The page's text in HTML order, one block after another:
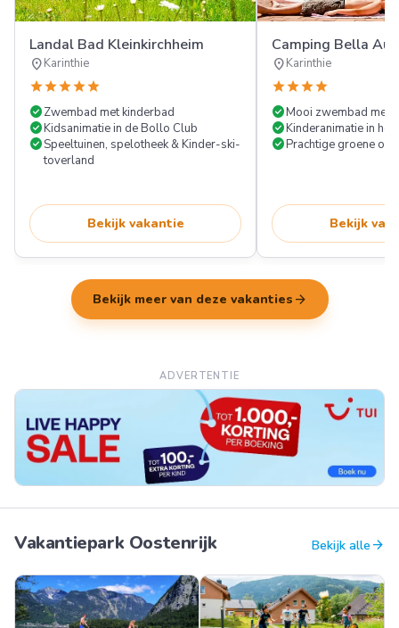
Landal Bad Kleinkirchheim
location_onKarinthie
starstarstarstarstar
check_circleZwembad met kinderbad
check_circleKidsanimatie in de Bollo Club
check_circleSpeeltuinen, spelotheek & Kinder-ski-
toverland
Bekijk vakantie
Camping Bella
location_onKarinthie
starstarstarstar
check_circleMooi zwembad met
check_circleKinderanimatie in
check_circlePrachtige groene
Bekijk
Bekijk meer van deze vakanties arrow_forward
ADVERTENTIE
Vakantiepark Oostenrijk Bekijk alle arrow_forward